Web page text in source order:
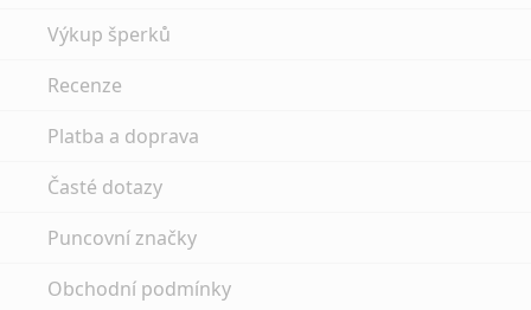
Výkup šperků
Recenze
Platba a doprava
Časté dotazy
Puncovní značky
Obchodní podmínky